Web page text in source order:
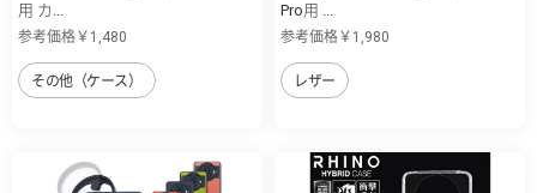
用 カ...
参考価格￥1,480
その他（ケース）
Pro用 ...
参考価格￥1,980
レザー